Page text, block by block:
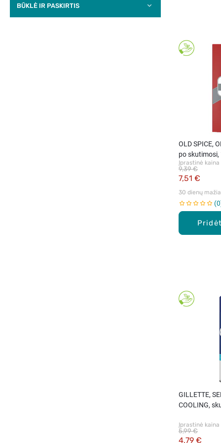
BŪKLĖ IR PASKIRTIS
OLD SPICE,
po skutimosi,
Įprastinė kaina
7,51 €
9,39 €
30 dienų
0
GILLETTE,
COOLING,
Įprastinė kaina
4,79 €
5,99 €